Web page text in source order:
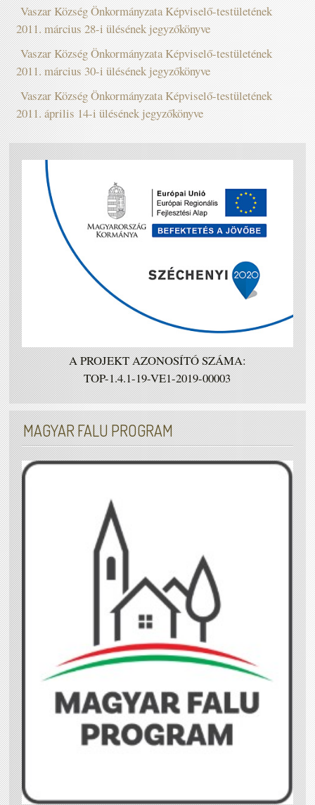
Vaszar Község Önkormányzata Képviselő-testületének
2011. március 28-i ülésének jegyzőkönyve
Vaszar Község Önkormányzata Képviselő-testületének
2011. március 30-i ülésének jegyzőkönyve
Vaszar Község Önkormányzata Képviselő-testületének
2011. április 14-i ülésének jegyzőkönyve
A PROJEKT AZONOSÍTÓ SZÁMA:
TOP-1.4.1-19-VE1-2019-00003
MAGYAR FALU PROGRAM